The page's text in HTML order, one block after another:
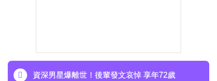
全場暴動了
資深男星爆離世！後輩發文哀悼 享年72歲